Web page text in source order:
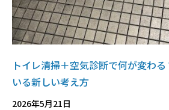
トイレ清掃＋空気診断で何が変わ
いる新しい考え方
2026年5月21日